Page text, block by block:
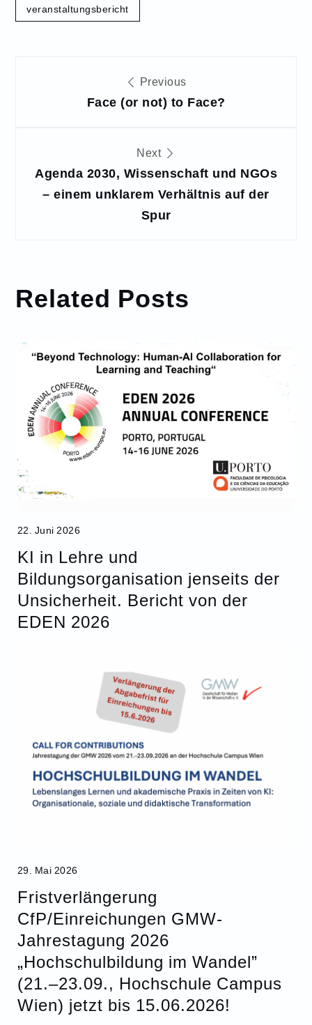
veranstaltungsbericht
Beitragsnavigation
Previous
Face (or not) to Face?
Next
Agenda 2030, Wissenschaft und NGOs
– einem unklarem Verhältnis auf der
Spur
Related Posts
22. Juni 2026
KI in Lehre und
Bildungsorganisation jenseits der
Unsicherheit. Bericht von der
EDEN 2026
29. Mai 2026
Fristverlängerung
CfP/Einreichungen GMW-
Jahrestagung 2026
„Hochschulbildung im Wandel”
(21.–23.09., Hochschule Campus
Wien) jetzt bis 15.06.2026!